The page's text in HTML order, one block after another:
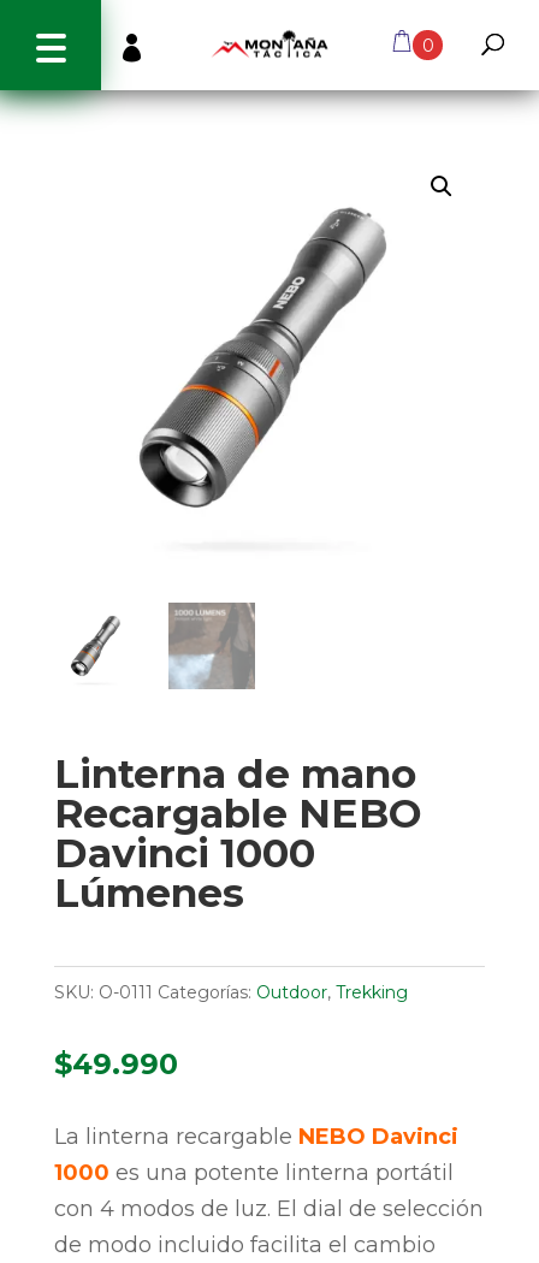
0

Linterna de mano
Recargable NEBO
Davinci 1000
Lúmenes
SKU: O-0111 Categorías: Outdoor, Trekking
$49.990
La linterna recargable NEBO Davinci
1000 es una potente linterna portátil
con 4 modos de luz. El dial de selección
de modo incluido facilita el cambio